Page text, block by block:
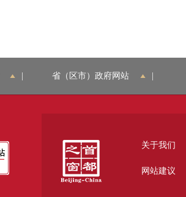
省（区市）政府网站
关于我们
网站建议